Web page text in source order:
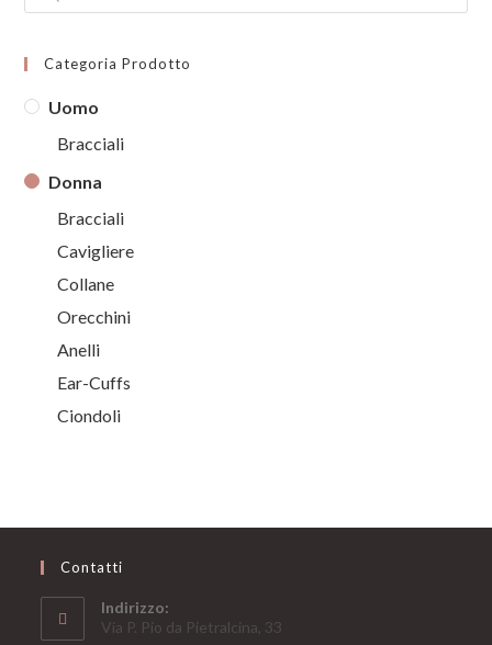
Categoria Prodotto
Uomo
Bracciali
Donna
Bracciali
Cavigliere
Collane
Orecchini
Anelli
Ear-Cuffs
Ciondoli
Contatti
Indirizzo:
Via P. Pio da Pietralcina, 33